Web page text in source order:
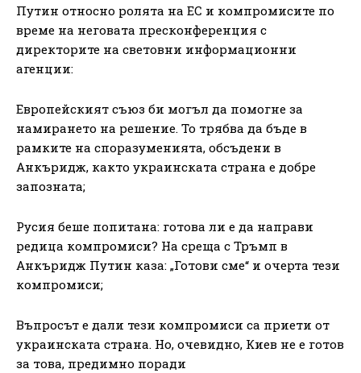
Путин относно ролята на ЕС и компромисите по
време на неговата пресконференция с
директорите на световни информационни
агенции:
Европейският съюз би могъл да помогне за
намирането на решение. То трябва да бъде в
рамките на споразуменията, обсъдени в
Анкъридж, както украинската страна е добре
запозната;
Русия беше попитана: готова ли е да направи
редица компромиси? На среща с Тръмп в
Анкъридж Путин каза: „Готови сме“ и очерта тези
компромиси;
Въпросът е дали тези компромиси са приети от
украинската страна. Но, очевидно, Киев не е готов
за това, предимно поради